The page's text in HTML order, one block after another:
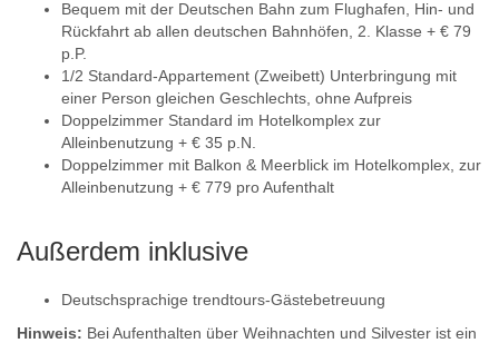
Bequem mit der Deutschen Bahn zum Flughafen, Hin- und
Rückfahrt ab allen deutschen Bahnhöfen, 2. Klasse + € 79
p.P.
1/2 Standard-Appartement (Zweibett) Unterbringung mit
einer Person gleichen Geschlechts, ohne Aufpreis
Doppelzimmer Standard im Hotelkomplex zur
Alleinbenutzung + € 35 p.N.
Doppelzimmer mit Balkon & Meerblick im Hotelkomplex, zur
Alleinbenutzung + € 779 pro Aufenthalt
Außerdem inklusive
Deutschsprachige trendtours-Gästebetreuung
Hinweis: Bei Aufenthalten über Weihnachten und Silvester ist ein